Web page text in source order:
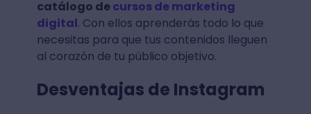
catálogo decursos de marketing
digital. Con ellos aprenderás todo lo que
necesitas para que tus contenidos lleguen
al corazón de tu público objetivo.
Desventajas de Instagram